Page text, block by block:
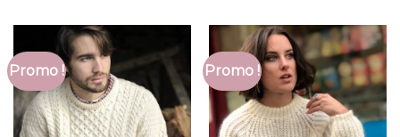
Promo ! Promo !